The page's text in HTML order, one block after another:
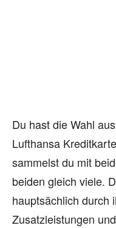
Du hast die Wahl
Lufthansa
sammelst du mit
beiden gleich viele.
hauptsächlich durch
Zusatzleistungen